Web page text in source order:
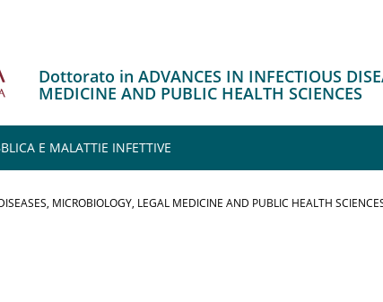
Dottorato in ADVANCES IN INFECTIOUS
MEDICINE AND PUBLIC HEALTH SCIENCES
E MALATTIE INFETTIVE
MICROBIOLOGY, LEGAL MEDICINE AND PUBLIC HEALTH